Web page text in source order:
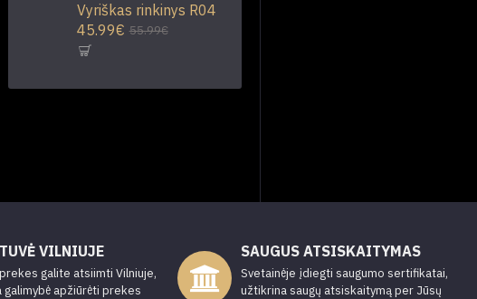
Vyriškas rinkinys R04
45.99€ 55.99€
VILNIUJE
galite atsiimti Vilniuje,
galimybė apžiūrėti prekes
SAUGUS ATSISKAITYMAS
Svetainėje įdiegti saugumo sertifikatai,
užtikrina saugų atsiskaitymą per Jūsų